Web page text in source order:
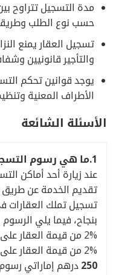
مدة التسجيل تتراوح
حسب نوع الطلب
تسجيل العقار يمنع
والتأجير قانونيين
يوجد قوانين تحكم
الأطراف المعنية
الأسئلة الشائعة
1.ما هي رسوم
عند زيارة أحد أماكن
تقديم الخدمة عن طريق
تسجيل تملك العقارات
بنجاح، فيما يلي
2% من قيمة العقار على البائع
2% من قيمة العقار على المشتري
250درهم إماراتي رسوم